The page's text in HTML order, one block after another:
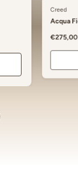
Creed
Acqua
Prezzo
€275,00